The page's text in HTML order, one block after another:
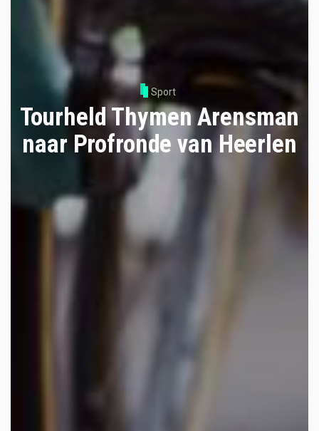
Sport
Tourheld Thymen Arensman
naar Profronde van Heerlen